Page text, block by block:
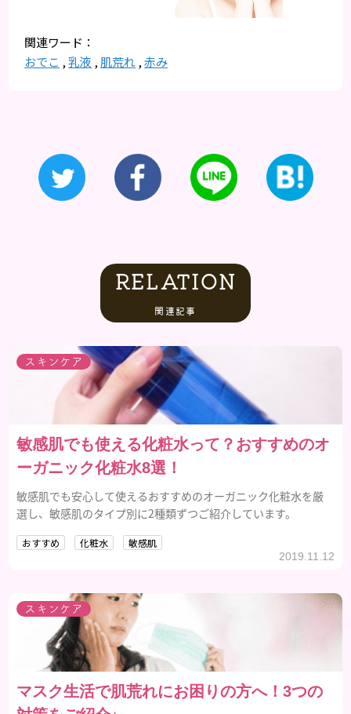
おでこ ,乳液 , 肌荒れ ,赤み
RELATION
関連記事
スキンケア
敏感肌でも使える化粧水って？おすすめのオ
ーガニック化粧水8選！
敏感肌でも安心して使えるおすすめのオーガニック化粧水を厳
選し、敏感肌のタイプ別に2種類ずつご紹介しています。
おすすめ 化粧水 敏感肌
2019.11.12
スキンケア
マスク生活で肌荒れにお困りの方へ！3つの